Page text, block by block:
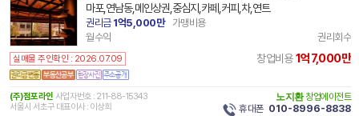
마포,연남동,메인상권,중심지,카페,커피,차,연트
권리금1억5,000만
가맹비용
월수익
권리회수
실매물 주인확인 : 2026.07.09 창업비용1억7,000만
(주)점포라인 사업자번호 : 211-88-15343
서울시 서초구 대표이사 : 이상희
노지환 창업에이전트
휴대폰 010-8996-8838